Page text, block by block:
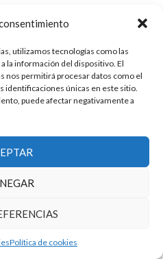
utilizamos tecnologías como las
la información del dispositivo. El
nos permitirá procesar datos como el
identificaciones únicas en este sitio.
puede afectar negativamente a
Política de cookies
Pública cuenta con financiación
de Aragón
· construido con el framework
|Login
privacidad de datos
públicaenGenesis Framework
·Acceder